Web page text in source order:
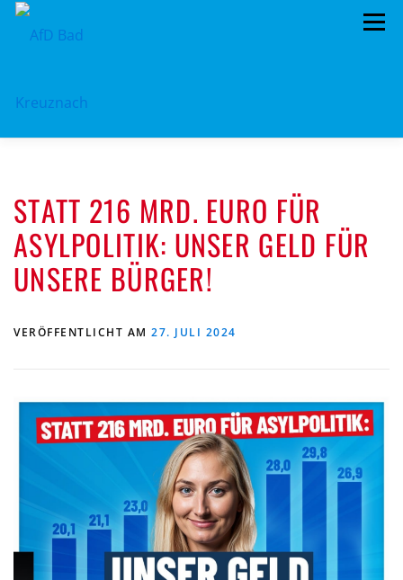
Zum
Inhalt
Menü
TERMINE MITMACHEN! KONTAKT
STATT 216 MRD. EURO FÜR
ASYLPOLITIK: UNSER GELD FÜR
UNSERE BÜRGER!
VERÖFFENTLICHT AM 27. JULI 2024